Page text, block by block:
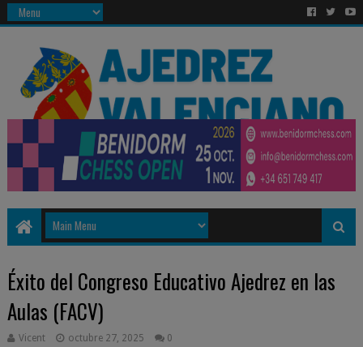
Éxito del Congreso Educativo Ajedrez en las
Aulas (FACV)
Vicent octubre 27, 2025 0